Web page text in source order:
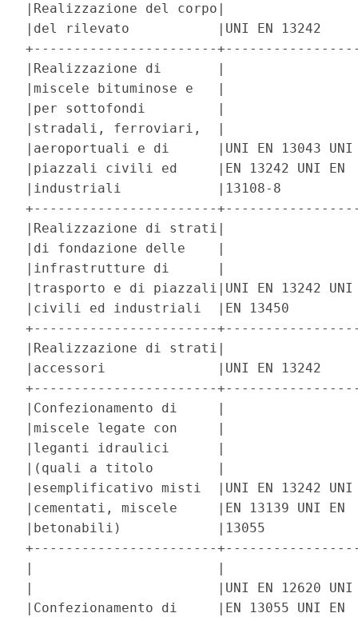
|Realizzazione del corpo|
|del rilevato           |UNI EN 13242
+-----------------------
|Realizzazione di       |
|miscele bituminose e   |
|per sottofondi         |
|stradali, ferroviari,  |
|aeroportuali e di      |UNI EN
|piazzali civili ed     |EN 13242 UNI EN
|industriali            |13108-8
+-----------------------
|Realizzazione di strati|
|di fondazione delle    |
|infrastrutture di      |
|trasporto e di piazzali|UNI EN
|civili ed industriali  |EN 13450
+-----------------------
|Realizzazione di strati|
|accessori              |UNI EN 13242
+-----------------------
|Confezionamento di     |
|miscele legate con     |
|leganti idraulici      |
|(quali a titolo        |
|esemplificativo misti  |UNI EN 13242 UNI
|cementati, miscele     |EN 13139 UNI EN
|betonabili)            |13055
+-----------------------
|                       |UNI EN 12620 UNI
|Confezionamento di     |EN 13055 UNI